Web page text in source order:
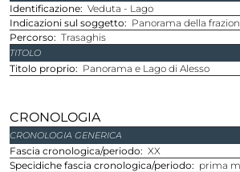
Identificazione Veduta - Lago
Indicazioni sul soggetto
Panorama della
Percorso
Trasaghis
TITOLO
Titolo proprio Panorama e Lago di Alesso
CRONOLOGIA
CRONOLOGIA GENERICA
Fascia cronologica/periodo
XX
Specidiche fascia cronologica/periodo
prima